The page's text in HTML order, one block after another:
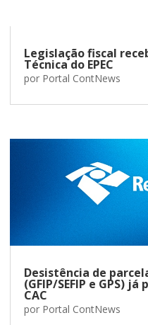
Legislação fiscal
Técnica do EPEC
por Portal ContNews
Desistência de
(GFIP/SEFIP e GPS)
CAC
por Portal ContNews